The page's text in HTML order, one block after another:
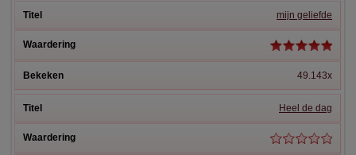
mijn geliefde
49.143x
Heel de dag